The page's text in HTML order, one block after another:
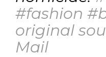
#fashion
original
Mail